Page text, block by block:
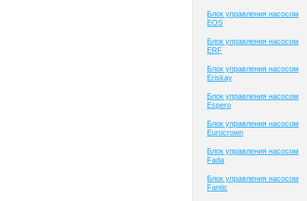
Блок управления насосом
EOS
Блок управления насосом
ERF
Блок управления насосом
Eriskay
Блок управления насосом
Espero
Блок управления насосом
Eurocrown
Блок управления насосом
Fada
Блок управления насосом
Fantic